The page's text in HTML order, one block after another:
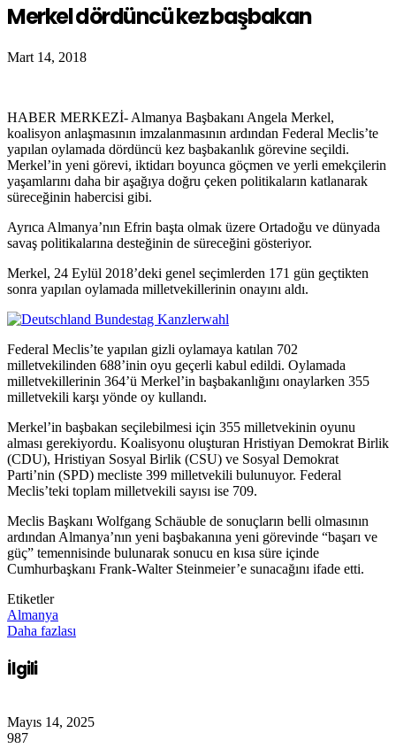
Merkel dördüncü kez başbakan
Mart 14, 2018
HABER MERKEZİ- Almanya Başbakanı Angela Merkel,
koalisyon anlaşmasının imzalanmasının ardından Federal Meclis’te
yapılan oylamada dördüncü kez başbakanlık görevine seçildi.
Merkel’in yeni görevi, iktidarı boyunca göçmen ve yerli emekçilerin
yaşamlarını daha bir aşağıya doğru çeken politikaların katlanarak
süreceğinin habercisi gibi.
Ayrıca Almanya’nın Efrin başta olmak üzere Ortadoğu ve dünyada
savaş politikalarına desteğinin de süreceğini gösteriyor.
Merkel, 24 Eylül 2018’deki genel seçimlerden 171 gün geçtikten
sonra yapılan oylamada milletvekillerinin onayını aldı.
Federal Meclis’te yapılan gizli oylamaya katılan 702
milletvekilinden 688’inin oyu geçerli kabul edildi. Oylamada
milletvekillerinin 364’ü Merkel’in başbakanlığını onaylarken 355
milletvekili karşı yönde oy kullandı.
Merkel’in başbakan seçilebilmesi için 355 milletvekinin oyunu
alması gerekiyordu. Koalisyonu oluşturan Hristiyan Demokrat Birlik
(CDU), Hristiyan Sosyal Birlik (CSU) ve Sosyal Demokrat
Parti’nin (SPD) mecliste 399 milletvekili bulunuyor. Federal
Meclis’teki toplam milletvekili sayısı ise 709.
Meclis Başkanı Wolfgang Schäuble de sonuçların belli olmasının
ardından Almanya’nın yeni başbakanına yeni görevinde “başarı ve
güç” temennisinde bulunarak sonucu en kısa süre içinde
Cumhurbaşkanı Frank-Walter Steinmeier’e sunacağını ifade etti.
Etiketler
Almanya
Daha fazlası
İlgili
Mayıs 14, 2025
987